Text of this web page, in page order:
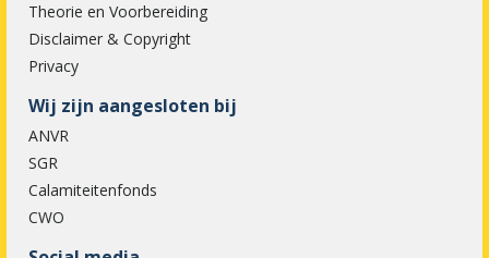
Theorie en Voorbereiding
Disclaimer & Copyright
Privacy
Wij zijn aangesloten bij
ANVR
SGR
Calamiteitenfonds
CWO